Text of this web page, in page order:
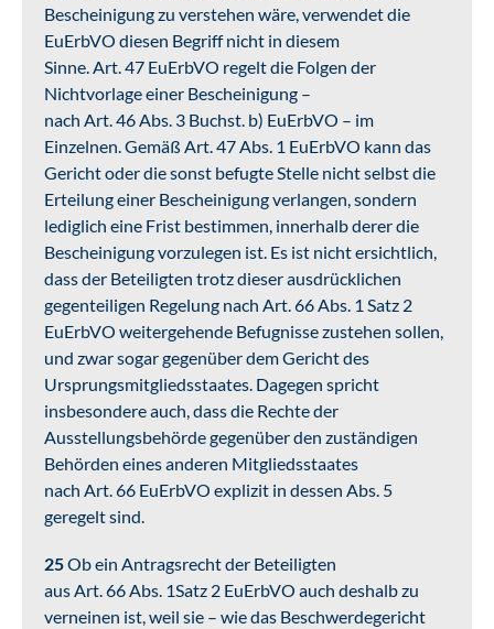
Bescheinigung zu verstehen wäre, verwendet die
EuErbVO diesen Begriff nicht in diesem
Sinne. Art. 47 EuErbVO regelt die Folgen der
Nichtvorlage einer Bescheinigung –
nach Art. 46 Abs. 3 Buchst. b) EuErbVO – im
Einzelnen. Gemäß Art. 47 Abs. 1 EuErbVO kann das
Gericht oder die sonst befugte Stelle nicht selbst die
Erteilung einer Bescheinigung verlangen, sondern
lediglich eine Frist bestimmen, innerhalb derer die
Bescheinigung vorzulegen ist. Es ist nicht ersichtlich,
dass der Beteiligten trotz dieser ausdrücklichen
gegenteiligen Regelung nach Art. 66 Abs. 1 Satz 2
EuErbVO weitergehende Befugnisse zustehen sollen,
und zwar sogar gegenüber dem Gericht des
Ursprungsmitgliedsstaates. Dagegen spricht
insbesondere auch, dass die Rechte der
Ausstellungsbehörde gegenüber den zuständigen
Behörden eines anderen Mitgliedsstaates
nach Art. 66 EuErbVO explizit in dessen Abs. 5
geregelt sind.
25Ob ein Antragsrecht der Beteiligten
aus Art. 66 Abs. 1Satz 2 EuErbVO auch deshalb zu
verneinen ist, weil sie – wie das Beschwerdegericht